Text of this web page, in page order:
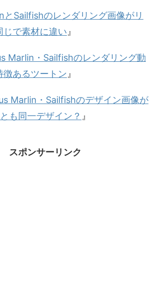
Sailfishのレンダリング画像がリ
じで素材に違い 』
Marlin・Sailfishのレンダリング動
徴あるツートン 』
Marlin・Sailfishのデザイン画像が
も同一デザイン？ 』
スポンサーリンク